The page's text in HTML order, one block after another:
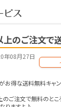
のご注文で送
年08月27日
お得な送料無料キャ
ご注文で無料のところ